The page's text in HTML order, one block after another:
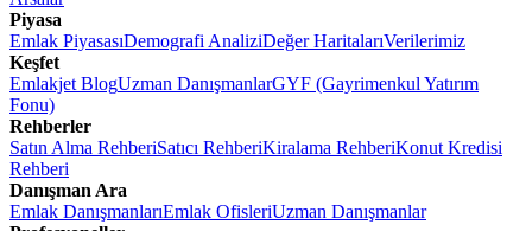
Piyasa
Emlak PiyasasıDemografi AnaliziDeğer HaritalarıVerilerimiz
Keşfet
Emlakjet BlogUzman DanışmanlarGYF (Gayrimenkul Yatırım
Fonu)
Rehberler
Satın Alma RehberiSatıcı RehberiKiralama RehberiKonut Kredisi
Rehberi
Danışman Ara
Emlak DanışmanlarıEmlak OfisleriUzman Danışmanlar